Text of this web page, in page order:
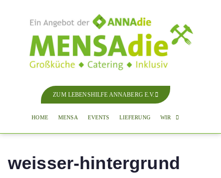
ZUM LEBENSHILFE ANNABERG E.V.
HOME MENSA EVENTS LIEFERUNG WIR
Start weisser-hintergrund
weisser-hintergrund